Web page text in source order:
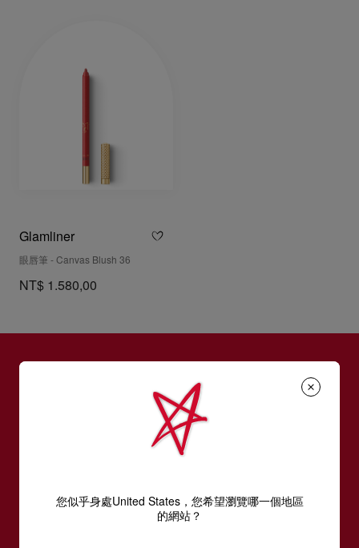
Glamliner
眼唇筆 - Canvas Blush 36
NT$ 1.580,00
訂閱LOUBOUTIN通訊
訂閱
您似乎身處United States，您希望瀏覽哪一個地區
的網站？